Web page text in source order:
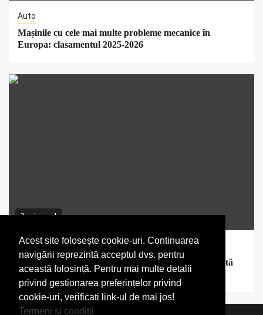
Acest site folosește cookie-uri. Continuarea
navigării reprezintă acceptul dvs. pentru
această folosință. Pentru mai multe detalii
privind gestionarea preferințelor privind
cookie-uri, verificati link-ul de mai jos!
Termeni si conditii
Auto
Mașinile cu cele mai multe probleme mecanice în
Europa: clasamentul 2025-2026
3 min read
Imobiliare
Centrale pe gaz pentru locuințe moderne: când merită
alegerea și ce trebuie verificat înainte de montaj